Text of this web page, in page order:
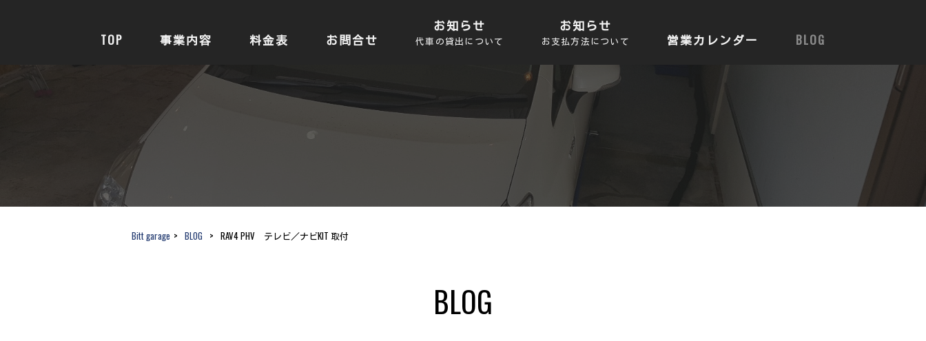
TOP 事業内容 料金表 お問合せ
お知らせ
代車の貸出について
お知らせ
お支払方法について 営業カレンダー BLOG
Bitt garage > BLOG > RAV4 PHV テレビ／ナビKIT 取付
BLOG